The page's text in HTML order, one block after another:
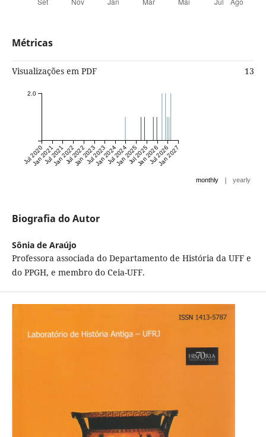
Métricas
Visualizações em PDF 13
Jul 2020
Jan 2021Jul 2021
Jan 2022Jul 2022
Jan 2023Jul 2023
Jan 2024Jul 2024
Jan 2025Jul 2025
Jan 2026Jul 2026
Jan 2027
2.0
monthly | yearly
Biografia do Autor
Sônia de Araújo
Professora associada do Departamento de História da UFF e
do PPGH, e membro do Ceia-UFF.